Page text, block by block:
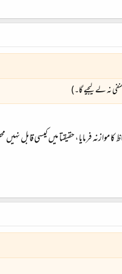
نہ لے لیجیے گا۔)
فرمایا، حقیقتا میں کیسی قابل